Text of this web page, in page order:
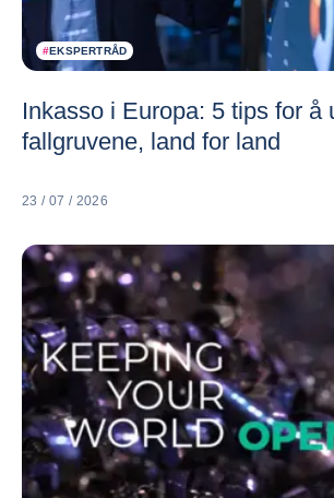
#EKSPERTRÅD
Inkasso i Europa: 5 tips for å
fallgruvene, land for land
23 / 07 / 2026